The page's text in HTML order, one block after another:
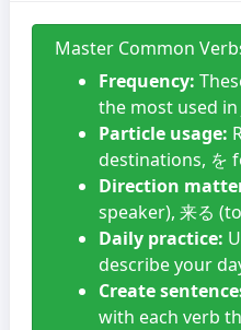
Master Common
Frequency:
the most used in
Particle usage:
destinations, を
Direction
speaker), 来る
Daily practice:
describe your
Create
with each verb